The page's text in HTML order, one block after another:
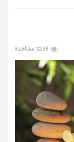
3258 مشاهدة